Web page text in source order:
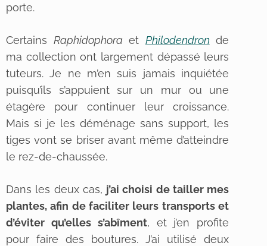
porte.
Certains Raphidophora et Philodendron de
ma collection ont largement dépassé leurs
tuteurs. Je ne m’en suis jamais inquiétée
puisqu’ils s’appuient sur un mur ou une
étagère pour continuer leur croissance.
Mais si je les déménage sans support, les
tiges vont se briser avant même d’atteindre
le rez-de-chaussée.
Dans les deux cas, j’ai choisi de tailler mes
plantes, afin de faciliter leurs transports et
d’éviter qu’elles s’abîment, et j’en profite
pour faire des boutures. J’ai utilisé deux